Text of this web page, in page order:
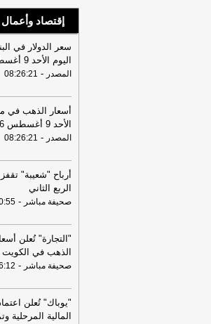
إقتصاد وأعمال
سعر الدولار في
اليوم الأحد 9 أغسطس 2026
المصدر -
08:26:21
أسعار الذهب في
الأحد 9 أغسطس 2026
المصدر -
08:26:21
الربع الثاني
صحيفة مباشر -
"التجارة" تُعلن
الذهب في الكويت
صحيفة مباشر -
"يوباك" تُعلن
المالية المرحلية